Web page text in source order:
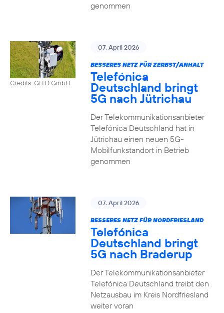
genommen
Credits: GfTD GmbH
07. April 2026
BESSERES NETZ FÜR ZERBST/ANHALT
Telefónica
Deutschland bringt
5G nach Jütrichau
Der Telekommunikationsanbieter
Telefónica Deutschland hat in
Jütrichau einen neuen 5G-
Mobilfunkstandort in Betrieb
genommen
07. April 2026
BESSERES NETZ FÜR NORDFRIESLAND
Telefónica
Deutschland bringt
5G nach Braderup
Der Telekommunikationsanbieter
Telefónica Deutschland treibt den
Netzausbau im Kreis Nordfriesland
weiter voran